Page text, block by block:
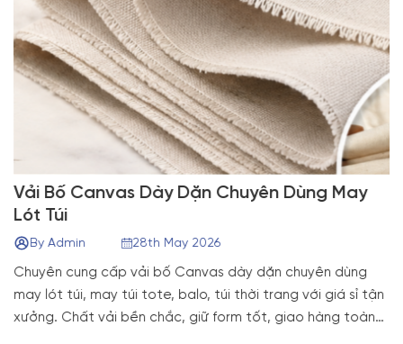
Vải Bố Canvas Dày Dặn Chuyên Dùng May
Lót Túi
By Admin 28th May 2026
Chuyên cung cấp vải bố Canvas dày dặn chuyên dùng
may lót túi, may túi tote, balo, túi thời trang với giá sỉ tận
xưởng. Chất vải bền chắc, giữ form tốt, giao hàng toàn